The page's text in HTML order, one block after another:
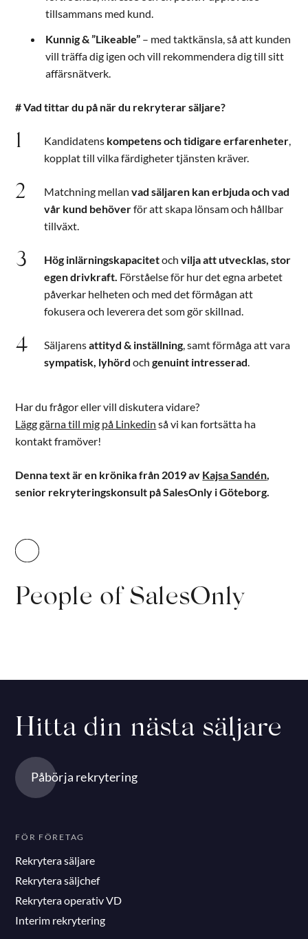
tillsammans med kund.
Kunnig & ”Likeable” – med taktkänsla, så att kunden
vill träffa dig igen och vill rekommendera dig till sitt
affärsnätverk.
# Vad tittar du på när du rekryterar säljare?
Kandidatens kompetens och tidigare erfarenheter,
kopplat till vilka färdigheter tjänsten kräver.
Matchning mellanvad säljaren kan erbjuda och vad
vår kund behöverför att skapa lönsam och hållbar
tillväxt.
Hög inlärningskapacitetoch vilja att utvecklas, stor
egendrivkraft. Förståelse för hur det egna arbetet
påverkar helheten och med det förmågan att
fokusera och leverera det som gör skillnad.
Säljarensattityd & inställning, samt förmåga att vara
sympatisk, lyhördoch genuint intresserad.
Har du frågor eller vill diskutera vidare?
Lägg gärna till mig på Linkedin så vi kan fortsätta ha
kontakt framöver!
Denna text är en krönika från 2019 av Kajsa Sandén,
senior rekryteringskonsult på SalesOnly i Göteborg.
People of SalesOnly
Hitta din nästa säljare
Påbörja rekrytering
FÖR FÖRETAG
Rekrytera säljare
Rekrytera säljchef
Rekrytera operativ VD
Interim rekrytering